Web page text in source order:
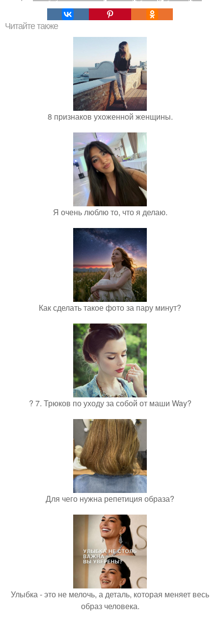
Читайте также
8 признаков ухоженной женщины.
Я очень люблю то, что я делаю.
Как сделать такое фото за пару минут?
? 7. Трюков по уходу за собой от маши Way?
Для чего нужна репетиция образа?
Улыбка - это не мелочь, а деталь, которая меняет весь
образ человека.